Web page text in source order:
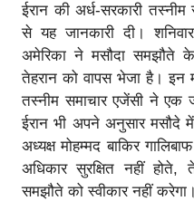
ईरान की अर्ध-सरकारी
से यह जानकारी दी।
अमेरिका ने मसौदा
तेहरान को वापस भेजा है। इन
तस्नीम समाचार एजेंसी ने एक
ईरान भी अपने अनुसार
अध्यक्ष मोहम्मद बाक‍िर
अधिकार सुरक्षित नहीं
समझौते को स्वीकार नहीं करेगा।